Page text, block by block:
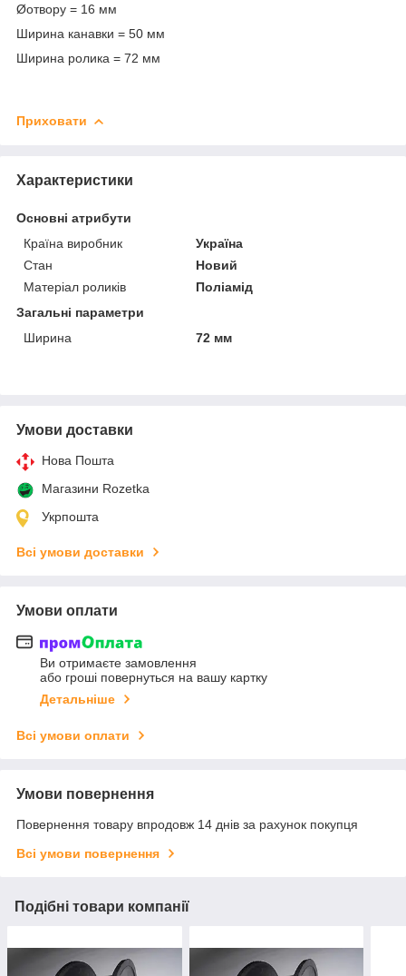
Øотвору = 16 мм
Ширина канавки = 50 мм
Ширина ролика = 72 мм
Приховати
Характеристики
Основні атрибути
Країна виробник
Україна
Стан
Новий
Матеріал роликів
Поліамід
Загальні параметри
Ширина
72 мм
Умови доставки
Нова Пошта
Магазини Rozetka
Укрпошта
Всі умови доставки
Умови оплати
Ви отримаєте замовлення
або гроші повернуться на вашу картку
Детальніше
Всі умови оплати
Умови повернення
Повернення товару впродовж 14 днів за рахунок покупця
Всі умови повернення
Подібні товари компанії